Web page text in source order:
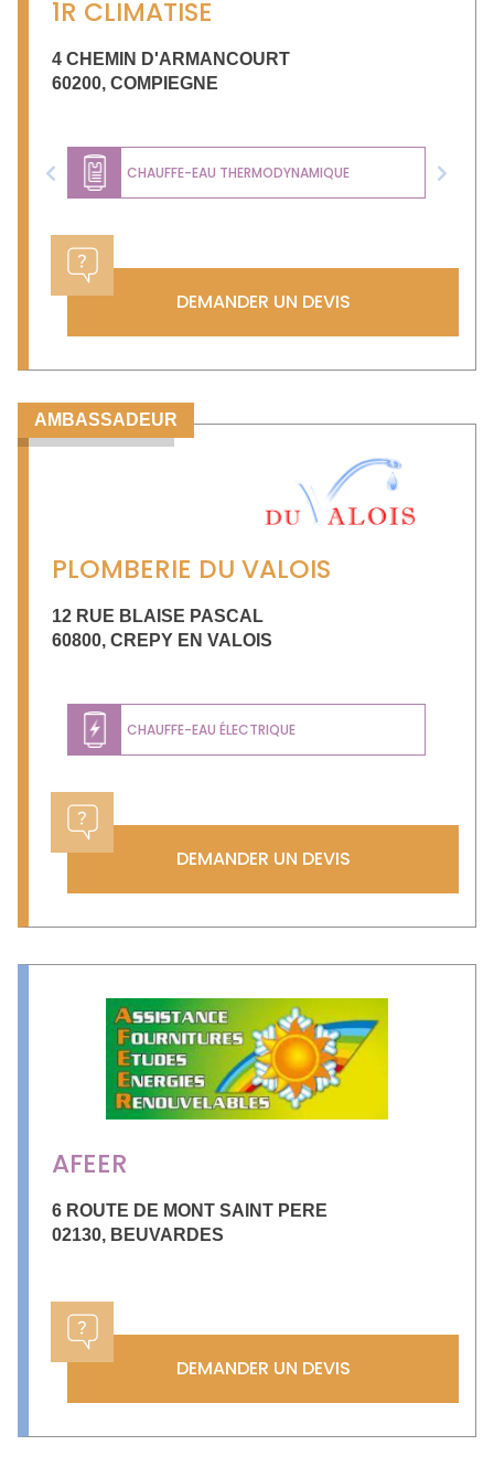
1R CLIMATISE
4 CHEMIN D'ARMANCOURT
60200, COMPIEGNE
CHAUFFE-EAU THERMODYNAMIQUE
Previous Next
DEMANDER UN DEVIS
AMBASSADEUR
PLOMBERIE DU VALOIS
12 RUE BLAISE PASCAL
60800, CREPY EN VALOIS
CHAUFFE-EAU ÉLECTRIQUE
DEMANDER UN DEVIS
AFEER
6 ROUTE DE MONT SAINT PERE
02130, BEUVARDES
DEMANDER UN DEVIS